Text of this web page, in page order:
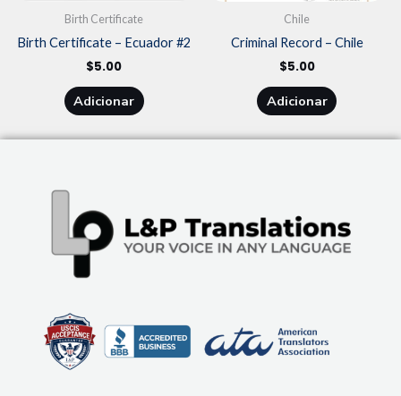
Birth Certificate
Birth Certificate – Ecuador #2
$5.00
Adicionar
Chile
Criminal Record – Chile
$5.00
Adicionar